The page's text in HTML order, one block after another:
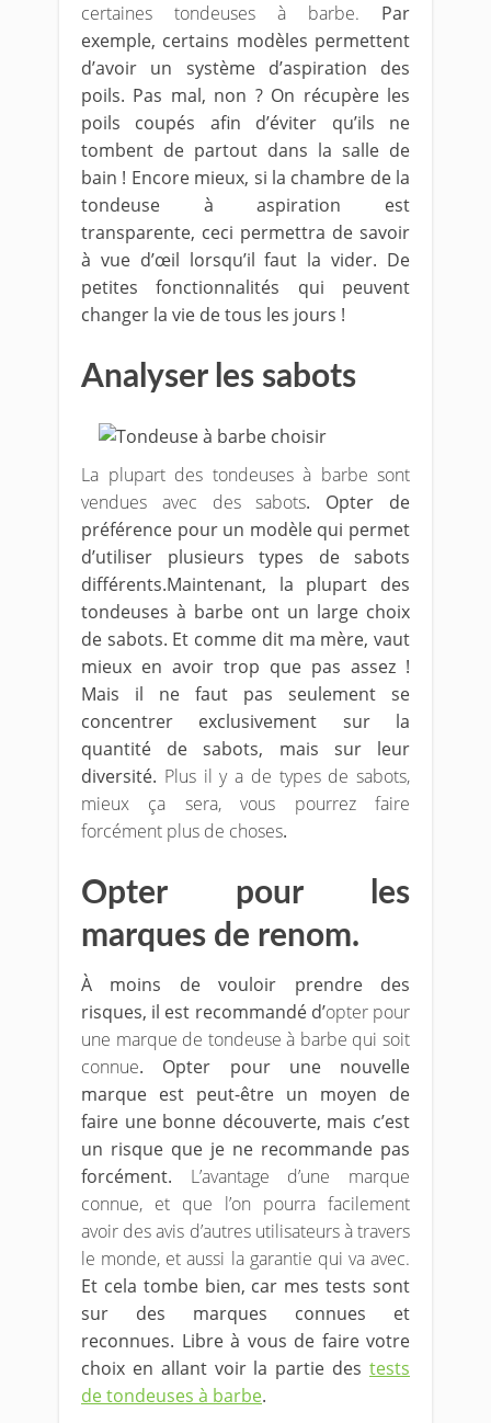
certaines tondeuses à barbe. Par
exemple, certains modèles permettent
d’avoir un système d’aspiration des
poils. Pas mal, non ? On récupère les
poils coupés afin d’éviter qu’ils ne
tombent de partout dans la salle de
bain ! Encore mieux, si la chambre de la
tondeuse à aspiration est
transparente, ceci permettra de savoir
à vue d’œil lorsqu’il faut la vider. De
petites fonctionnalités qui peuvent
changer la vie de tous les jours !
Analyser les sabots
La plupart des tondeuses à barbe sont
vendues avec des sabots. Opter de
préférence pour un modèle qui permet
d’utiliser plusieurs types de sabots
différents.Maintenant, la plupart des
tondeuses à barbe ont un large choix
de sabots. Et comme dit ma mère, vaut
mieux en avoir trop que pas assez !
Mais il ne faut pas seulement se
concentrer exclusivement sur la
quantité de sabots, mais sur leur
diversité. Plus il y a de types de sabots,
mieux ça sera, vous pourrez faire
forcément plus de choses.
Opter pour les
marques de renom.
À moins de vouloir prendre des
risques, il est recommandé d’opter pour
une marque de tondeuse à barbe qui soit
connue. Opter pour une nouvelle
marque est peut-être un moyen de
faire une bonne découverte, mais c’est
un risque que je ne recommande pas
forcément. L’avantage d’une marque
connue, et que l’on pourra facilement
avoir des avis d’autres utilisateurs à travers
le monde, et aussi la garantie qui va avec.
Et cela tombe bien, car mes tests sont
sur des marques connues et
reconnues. Libre à vous de faire votre
choix en allant voir la partie des tests
de tondeuses à barbe.